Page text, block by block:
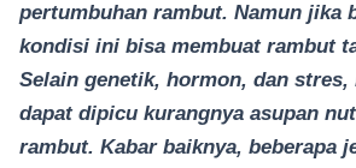
pertumbuhan rambut. Namun jika
kondisi ini bisa membuat rambut
Selain genetik, hormon, dan stres,
dapat dipicu kurangnya asupan
rambut. Kabar baiknya, beberapa